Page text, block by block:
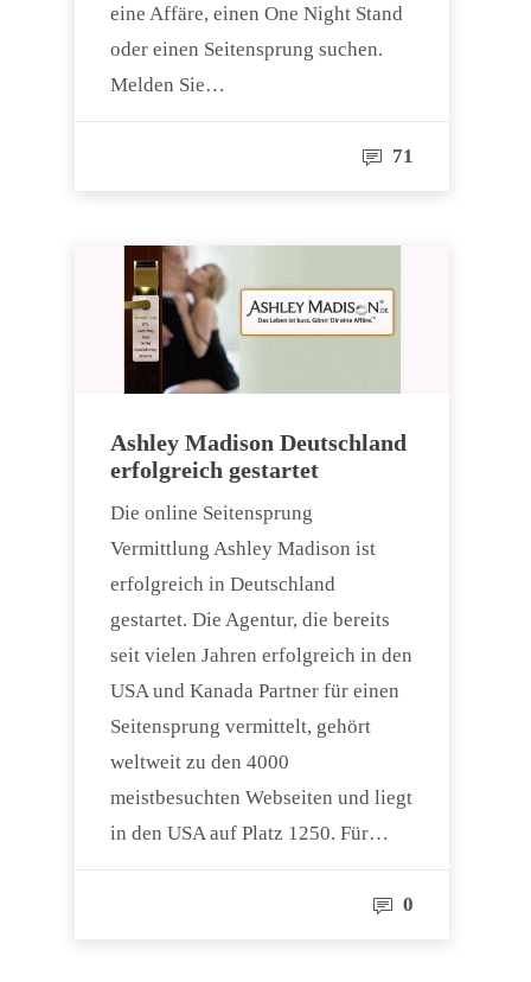
eine Affäre, einen One Night Stand
oder einen Seitensprung suchen.
Melden Sie…
71
Ashley Madison Deutschland
erfolgreich gestartet
Die online Seitensprung
Vermittlung Ashley Madison ist
erfolgreich in Deutschland
gestartet. Die Agentur, die bereits
seit vielen Jahren erfolgreich in den
USA und Kanada Partner für einen
Seitensprung vermittelt, gehört
weltweit zu den 4000
meistbesuchten Webseiten und liegt
in den USA auf Platz 1250. Für…
0